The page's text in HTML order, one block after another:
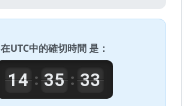
在UTC中的確切時間 是：
14: 35: 33